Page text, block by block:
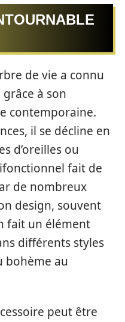
de vie a connu
à son
contemporaine.
il se décline en
d’oreilles ou
fait de
de nombreux
design, souvent
fait un élément
différents styles
bohème au
peut être